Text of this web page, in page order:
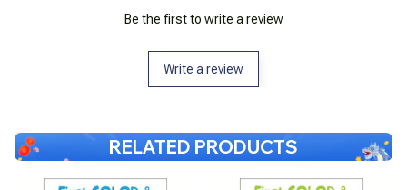
Be the first to write a review
Write a review
RELATED PRODUCTS